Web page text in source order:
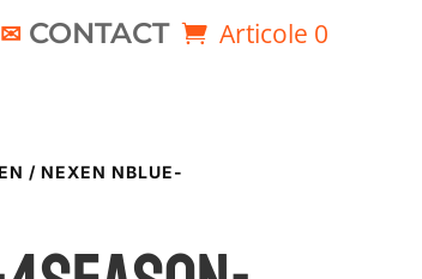
CONTACT Articole 0
/ NEXEN NBLUE-